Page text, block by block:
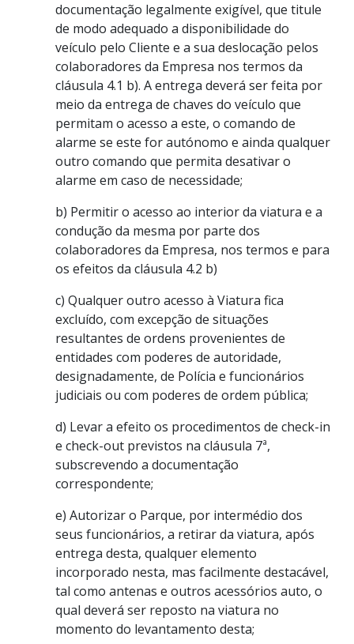
documentação legalmente exigível, que titule
de modo adequado a disponibilidade do
veículo pelo Cliente e a sua deslocação pelos
colaboradores da Empresa nos termos da
cláusula 4.1 b). A entrega deverá ser feita por
meio da entrega de chaves do veículo que
permitam o acesso a este, o comando de
alarme se este for autónomo e ainda qualquer
outro comando que permita desativar o
alarme em caso de necessidade;
b) Permitir o acesso ao interior da viatura e a
condução da mesma por parte dos
colaboradores da Empresa, nos termos e para
os efeitos da cláusula 4.2 b)
c) Qualquer outro acesso à Viatura fica
excluído, com excepção de situações
resultantes de ordens provenientes de
entidades com poderes de autoridade,
designadamente, de Polícia e funcionários
judiciais ou com poderes de ordem pública;
d) Levar a efeito os procedimentos de check-in
e check-out previstos na cláusula 7ª,
subscrevendo a documentação
correspondente;
e) Autorizar o Parque, por intermédio dos
seus funcionários, a retirar da viatura, após
entrega desta, qualquer elemento
incorporado nesta, mas facilmente destacável,
tal como antenas e outros acessórios auto, o
qual deverá ser reposto na viatura no
momento do levantamento desta;